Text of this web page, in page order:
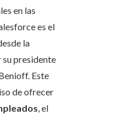
en las
es el
la
su presidente
Este
de ofrecer
, el